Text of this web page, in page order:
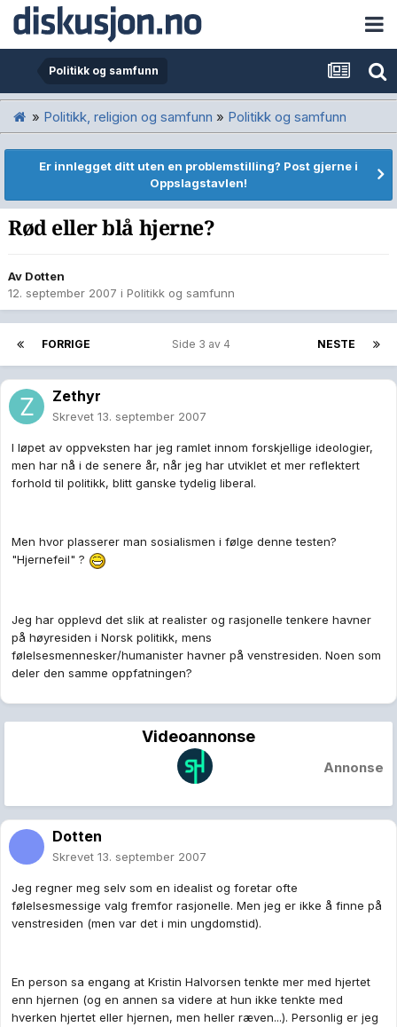
Politikk og samfunn
» Politikk, religion og samfunn » Politikk og samfunn
Er innlegget ditt uten en problemstilling? Post gjerne i
Oppslagstavlen!
Rød eller blå hjerne?
Av Dotten
12. september 2007 i Politikk og samfunn
FORRIGE NESTE
Side 3 av 4
Zethyr
Skrevet 13. september 2007
I løpet av oppveksten har jeg ramlet innom forskjellige ideologier,
men har nå i de senere år, når jeg har utviklet et mer reflektert
forhold til politikk, blitt ganske tydelig liberal.
Men hvor plasserer man sosialismen i følge denne testen?
"Hjernefeil" ?
Jeg har opplevd det slik at realister og rasjonelle tenkere havner
på høyresiden i Norsk politikk, mens
følelsesmennesker/humanister havner på venstresiden. Noen som
deler den samme oppfatningen?
Videoannonse
Annonse
Dotten
Skrevet 13. september 2007
Jeg regner meg selv som en idealist og foretar ofte
følelsesmessige valg fremfor rasjonelle. Men jeg er ikke å finne på
venstresiden (men var det i min ungdomstid).
En person sa engang at Kristin Halvorsen tenkte mer med hjertet
enn hjernen (og en annen sa videre at hun ikke tenkte med
hverken hjertet eller hjernen, men heller ræven...). Personlig er jeg